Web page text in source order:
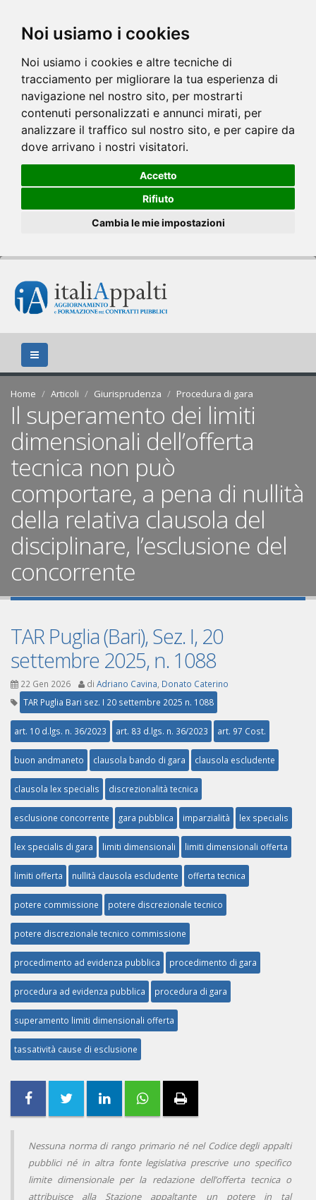
Noi usiamo i cookies
Noi usiamo i cookies e altre tecniche di
tracciamento per migliorare la tua esperienza di
navigazione nel nostro sito, per mostrarti
contenuti personalizzati e annunci mirati, per
analizzare il traffico sul nostro sito, e per capire da
dove arrivano i nostri visitatori.
Accetto
Rifiuto
Cambia le mie impostazioni
Home Articoli Giurisprudenza Procedura di gara
Il superamento dei limiti
dimensionali dell’offerta
tecnica non può
comportare, a pena di nullità
della relativa clausola del
disciplinare, l’esclusione del
concorrente
TAR Puglia (Bari), Sez. I, 20
settembre 2025, n. 1088
22 Gen 2026 di Adriano Cavina Donato Caterino
TAR Puglia Bari sez. I 20 settembre 2025 n. 1088
art. 10 d.lgs. n. 36/2023 art. 83 d.lgs. n. 36/2023 art. 97 Cost.
buon andmaneto clausola bando di gara clausola escludente
clausola lex specialis discrezionalità tecnica
esclusione concorrente gara pubblica imparzialità lex specialis
lex specialis di gara limiti dimensionali limiti dimensionali offerta
limiti offerta nullità clausola escludente offerta tecnica
potere commissione potere discrezionale tecnico
potere discrezionale tecnico commissione
procedimento ad evidenza pubblica procedimento di gara
procedura ad evidenza pubblica procedura di gara
superamento limiti dimensionali offerta
tassatività cause di esclusione
Nessuna norma di rango primario né nel Codice degli appalti
pubblici né in altra fonte legislativa prescrive uno specifico
limite dimensionale per la redazione dell’offerta tecnica o
attribuisce alla Stazione appaltante un potere in tal